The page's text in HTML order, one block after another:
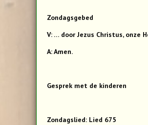
Zondagsgebed
V: … door Jezus Christus, onze
A: Amen.
Gesprek met de kinderen
Zondagslied: Lied 675